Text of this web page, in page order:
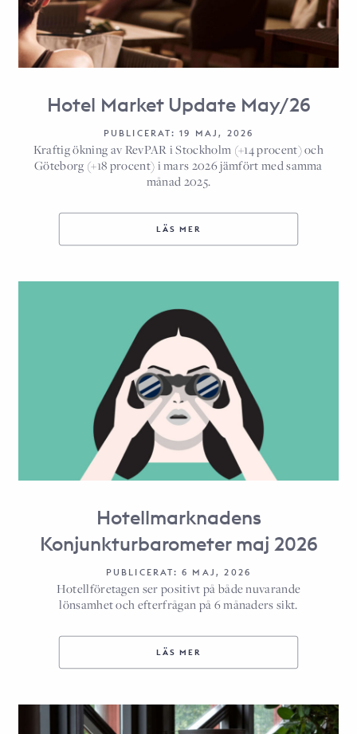
Hotel Market Update May/26
PUBLICERAT: 19 MAJ, 2026
Kraftig ökning av RevPAR i Stockholm (+14 procent) och
Göteborg (+18 procent) i mars 2026 jämfört med samma
månad 2025.
LÄS MER
Hotellmarknadens
Konjunkturbarometer maj 2026
PUBLICERAT: 6 MAJ, 2026
Hotellföretagen ser positivt på både nuvarande
lönsamhet och efterfrågan på 6 månaders sikt.
LÄS MER